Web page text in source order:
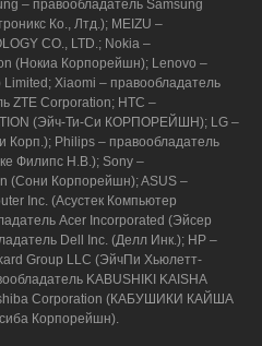
Героев Десантников,
9:00 до 20:00)
– правообладатель Samsung
Ко., Лтд.); MEIZU –
CO., LTD.; Nokia –
(Нокиа Корпорейшн); Lenovo –
Xiaomi – правообладатель
ZTE Corporation; HTC –
(Эйч-Ти-Си КОРПОРЕЙШН); LG –
Корп.); Philips – правообладатель
Филипс Н.В.); Sony –
(Сони Корпорейшн); ASUS –
Inc. (Асустек Компьютер
Acer Incorporated (Эйсер
Dell Inc. (Делл Инк.); HP –
Group LLC (ЭйчПи Хьюлетт-
KABUSHIKI KAISHA
Corporation (КАБУШИКИ КАЙША
Корпорейшн).